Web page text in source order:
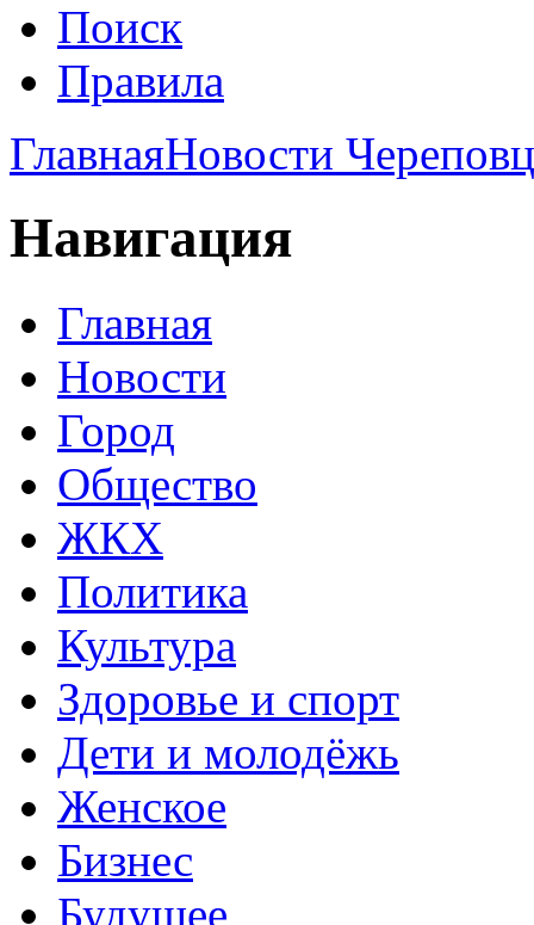
Поиск
Правила
ГлавнаяНовости
Навигация
Главная
Новости
Город
Общество
ЖКХ
Политика
Культура
Здоровье и спорт
Дети и молодёжь
Женское
Бизнес
Будущее